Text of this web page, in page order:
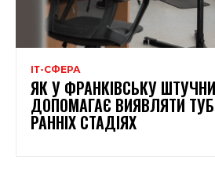
ІТ-СФЕРА
ЯК У ФРАНКІВСЬКУ
ДОПОМАГАЄ ВИЯВЛЯТИ
РАННІХ СТАДІЯХ